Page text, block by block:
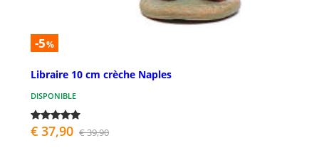
-5%
Libraire 10 cm crèche Naples
DISPONIBLE
€ 37,90 € 39,90